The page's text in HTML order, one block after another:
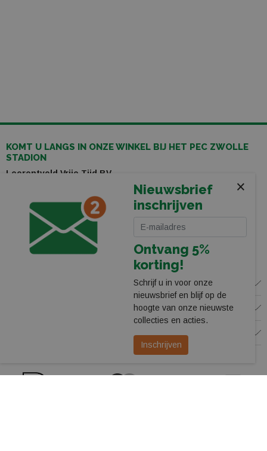
KOMT U LANGS IN ONZE WINKEL BIJ HET PEC ZWOLLE
STADION
Leerentveld Vrije Tijd BV
038-4550755
webshop@leerentveldvrijetijd.nl
Bekijk onze winkel
WINKEL
KLANTENSERVICE
VOLG ONS
×
Nieuwsbrief
inschrijven
Ontvang 5%
korting!
Schrijf u in voor onze
nieuwsbrief en blijf op de
hoogte van onze nieuwste
collecties en acties.
Inschrijven